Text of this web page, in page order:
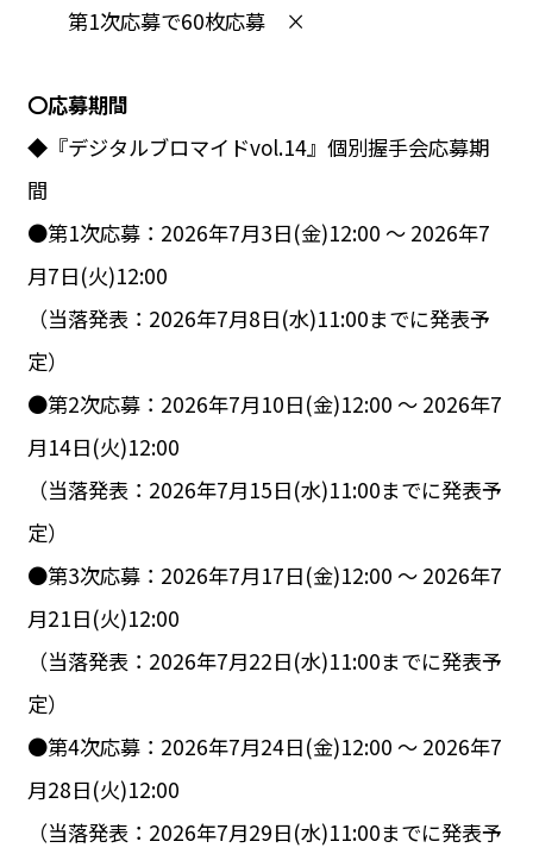
第1次応募で60枚応募 ×
〇応募期間
◆『デジタルブロマイドvol.14』個別握手会応募期
間
●第1次応募：2026年7月3日(金)12:00 ～ 2026年7
月7日(火)12:00
（当落発表：2026年7月8日(水)11:00までに発表予
定）
●第2次応募：2026年7月10日(金)12:00 ～ 2026年7
月14日(火)12:00
（当落発表：2026年7月15日(水)11:00までに発表予
定）
●第3次応募：2026年7月17日(金)12:00 ～ 2026年7
月21日(火)12:00
（当落発表：2026年7月22日(水)11:00までに発表予
定）
●第4次応募：2026年7月24日(金)12:00 ～ 2026年7
月28日(火)12:00
（当落発表：2026年7月29日(水)11:00までに発表予